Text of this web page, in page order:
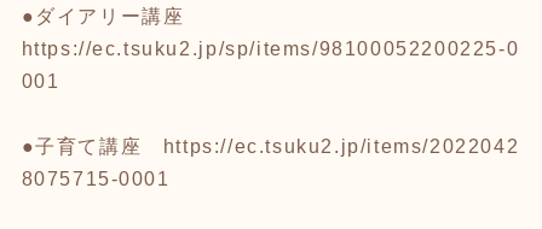
●ダイアリー講座
https://ec.tsuku2.jp/sp/items/98100052200225-0
001
●子育て講座
https://ec.tsuku2.jp/items/2022042
8075715-0001